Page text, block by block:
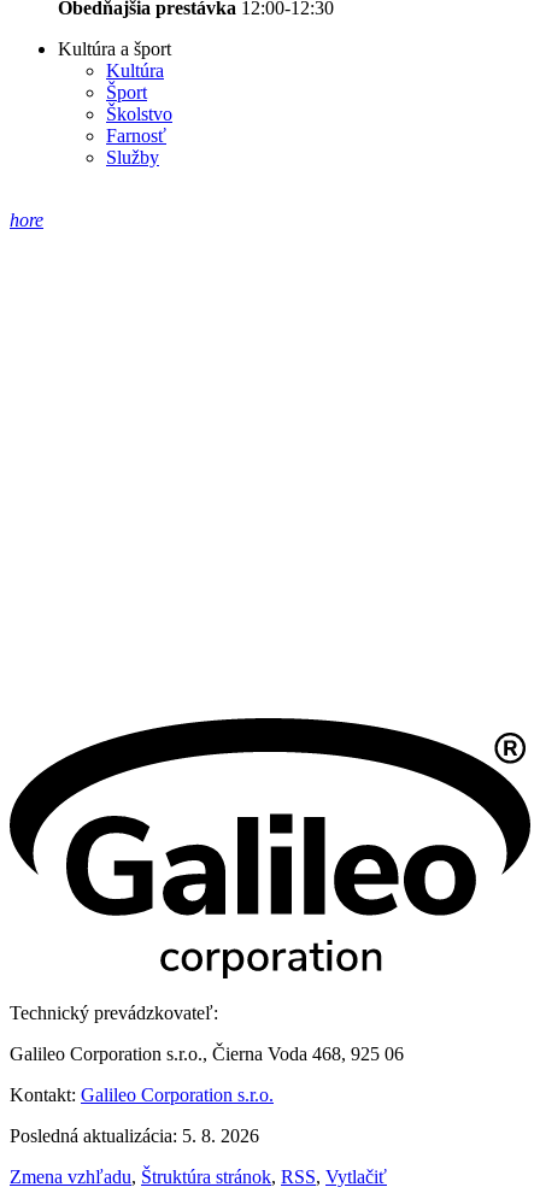
Obedňajšia prestávka 12:00-12:30
Kultúra a šport
Kultúra
Šport
Školstvo
Farnosť
Služby
hore
Technický prevádzkovateľ:
Galileo Corporation s.r.o., Čierna Voda 468, 925 06
Kontakt: Galileo Corporation s.r.o.
Posledná aktualizácia: 5. 8. 2026
Zmena vzhľadu, Štruktúra stránok, RSS, Vytlačiť